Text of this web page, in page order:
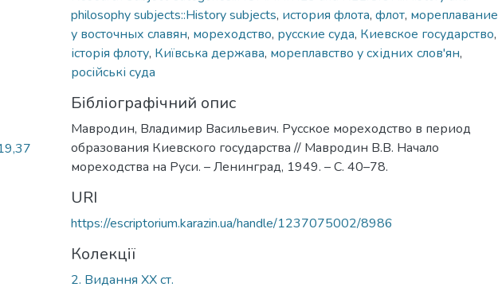
philosophy subjects::History subjects, история флота, флот, мореплавание
у восточных славян, мореходство, русские суда, Киевское государство,
історія флоту, Київська держава, мореплавство у східних слов'ян,
російські суда
Бібліографічний опис
Мавродин, Владимир Васильевич. Русское мореходство в период
образования Киевского государства // Мавродин В.В. Начало
мореходства на Руси. – Ленинград, 1949. – С. 40–78.
URI
https://escriptorium.karazin.ua/handle/1237075002/8986
Колекції
2. Видання ХХ ст.